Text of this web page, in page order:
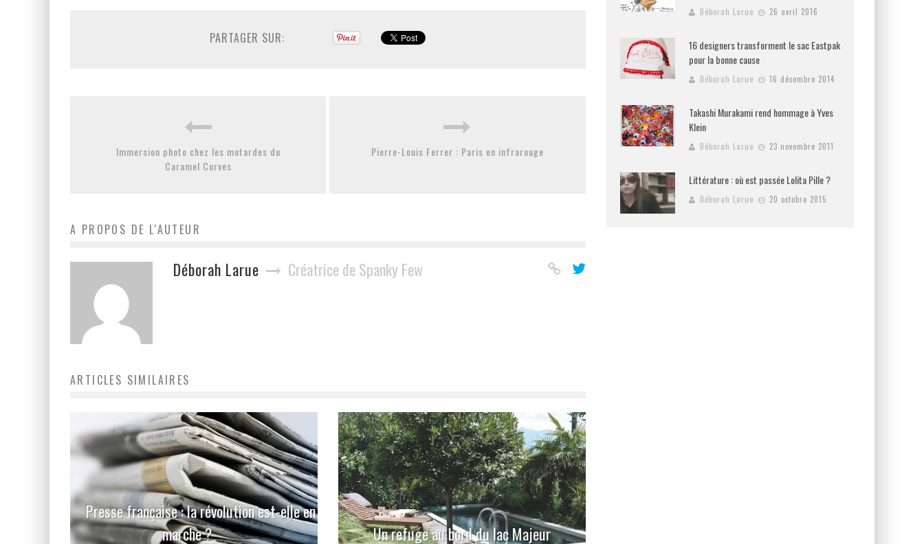
PARTAGER SUR:
Immersion photo chez les motardes du
Caramel Curves
Pierre-Louis Ferrer : Paris en infrarouge
A PROPOS DE L'AUTEUR
Déborah Larue Créatrice de Spanky Few
ARTICLES SIMILAIRES
Presse française : la révolution est-elle en
marche ?
Un refuge au bord du lac Majeur
Déborah Larue 26 avril 2016
16 designers transforment le sac Eastpak
pour la bonne cause
Déborah Larue 16 décembre 2014
Takashi Murakami rend hommage à Yves
Klein
Déborah Larue 23 novembre 2011
Littérature : où est passée Lolita Pille ?
Déborah Larue 20 octobre 2015